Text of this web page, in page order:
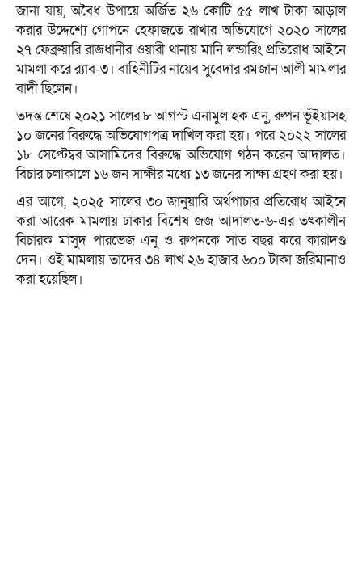
জানা যায়, অবৈধ উপায়ে অর্জিত ২৬ কোটি ৫৫ লাখ টাকা আড়াল
করার উদ্দেশ্যে গোপনে হেফাজতে রাখার অভিযোগে ২০২০ সালের
২৭ ফেব্রুয়ারি রাজধানীর ওয়ারী থানায় মানি লন্ডারিং প্রতিরোধ আইনে
মামলা করে র‍্যাব-৩। বাহিনীটির নায়েব সুবেদার রমজান আলী মামলার
বাদী ছিলেন।
তদন্ত শেষে ২০২১ সালের ৮ আগস্ট এনামুল হক এনু, রুপন ভূঁইয়াসহ
১০ জনের বিরুদ্ধে অভিযোগপত্র দাখিল করা হয়। পরে ২০২২ সালের
১৮ সেপ্টেম্বর আসামিদের বিরুদ্ধে অভিযোগ গঠন করেন আদালত।
বিচার চলাকালে ১৬ জন সাক্ষীর মধ্যে ১৩ জনের সাক্ষ্য গ্রহণ করা হয়।
এর আগে, ২০২৫ সালের ৩০ জানুয়ারি অর্থপাচার প্রতিরোধ আইনে
করা আরেক মামলায় ঢাকার বিশেষ জজ আদালত-৬-এর তৎকালীন
বিচারক মাসুদ পারভেজ এনু ও রুপনকে সাত বছর করে কারাদণ্ড
দেন। ওই মামলায় তাদের ৩৪ লাখ ২৬ হাজার ৬০০ টাকা জরিমানাও
করা হয়েছিল।